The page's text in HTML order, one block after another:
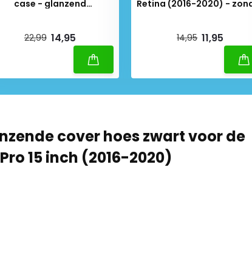
case - glanzend
22,99 14,95
Retina (2016-2020) - zonder
14,95 11,95
cover hoes zwart voor de
15 inch (2016-2020)